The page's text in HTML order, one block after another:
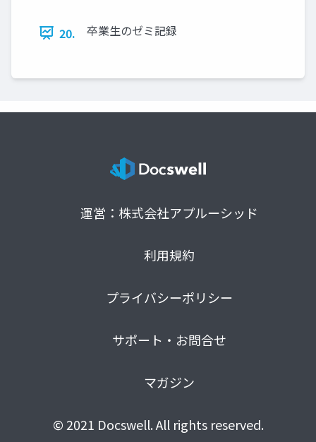
20. 卒業生のゼミ記録
運営：株式会社アプルーシッド
利用規約
プライバシーポリシー
サポート・お問合せ
マガジン
© 2021 Docswell. All rights reserved.